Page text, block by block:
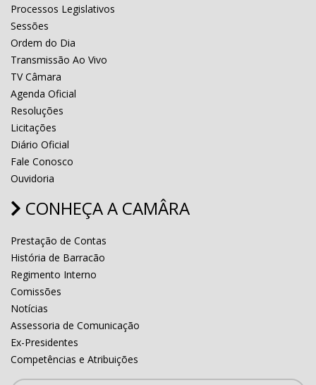
Processos Legislativos
Sessões
Ordem do Dia
Transmissão Ao Vivo
TV Câmara
Agenda Oficial
Resoluções
Licitações
Diário Oficial
Fale Conosco
Ouvidoria
CONHEÇA A CAMÂRA
Prestação de Contas
História de Barracão
Regimento Interno
Comissões
Notícias
Assessoria de Comunicação
Ex-Presidentes
Competências e Atribuições